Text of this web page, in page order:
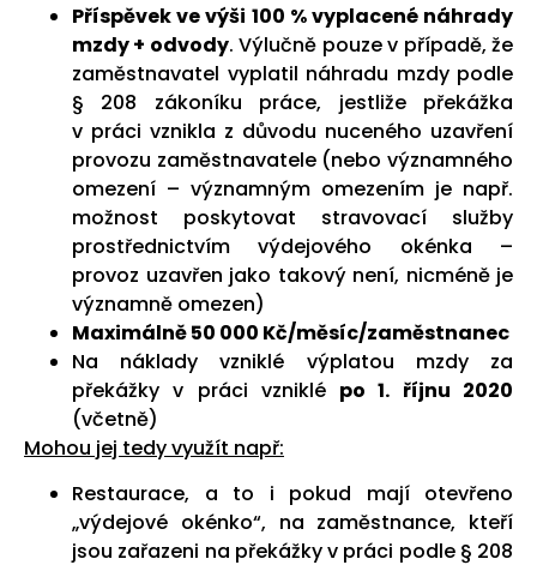
Příspěvek ve výši 100 % vyplacené náhrady
mzdy + odvody. Výlučně pouze v případě, že
zaměstnavatel vyplatil náhradu mzdy podle
§ 208 zákoníku práce, jestliže překážka
v práci vznikla z důvodu nuceného uzavření
provozu zaměstnavatele (nebo významného
omezení – významným omezením je např.
možnost poskytovat stravovací služby
prostřednictvím výdejového okénka –
provoz uzavřen jako takový není, nicméně je
významně omezen)
Maximálně 50 000 Kč/měsíc/zaměstnanec
Na náklady vzniklé výplatou mzdy za
překážky v práci vzniklé po 1. říjnu 2020
(včetně)
Mohou jej tedy využít např:
Restaurace, a to i pokud mají otevřeno
„výdejové okénko“, na zaměstnance, kteří
jsou zařazeni na překážky v práci podle § 208